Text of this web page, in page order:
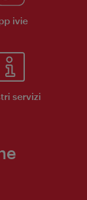
ivie
servizi